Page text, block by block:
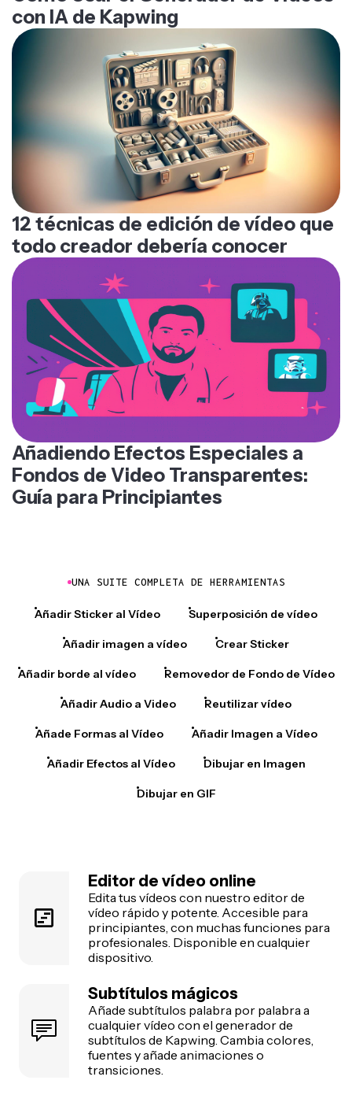
con IA de Kapwing
12 técnicas de edición de vídeo que
todo creador debería conocer
Añadiendo Efectos Especiales a
Fondos de Video Transparentes:
Guía para Principiantes
UNA SUITE COMPLETA DE HERRAMIENTAS
Añadir Sticker al Vídeo Superposición de vídeo
Añadir imagen a vídeo Crear Sticker
Añadir borde al vídeo Removedor de Fondo de Vídeo
Añadir Audio a Video Reutilizar vídeo
Añade Formas al Vídeo Añadir Imagen a Vídeo
Añadir Efectos al Vídeo Dibujar en Imagen
Dibujar en GIF
Editor de vídeo online
Edita tus vídeos con nuestro editor de
vídeo rápido y potente. Accesible para
principiantes, con muchas funciones para
profesionales. Disponible en cualquier
dispositivo.
Subtítulos mágicos
Añade subtítulos palabra por palabra a
cualquier vídeo con el generador de
subtítulos de Kapwing. Cambia colores,
fuentes y añade animaciones o
transiciones.